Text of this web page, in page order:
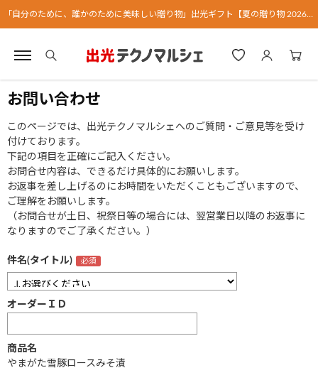
お問い合わせ
このページでは、出光テクノマルシェへのご質問・ご意見等を受け
付けております。
下記の項目を正確にご記入ください。
お問合せ内容は、できるだけ具体的にお願いします。
お返事を差し上げるのにお時間をいただくこともございますので、
ご理解をお願いします。
（お問合せが土日、祝祭日等の場合には、翌営業日以降のお返事に
なりますのでご了承ください。）
件名(タイトル)
オーダーＩＤ
商品名
やまがた雪豚ロースみそ漬